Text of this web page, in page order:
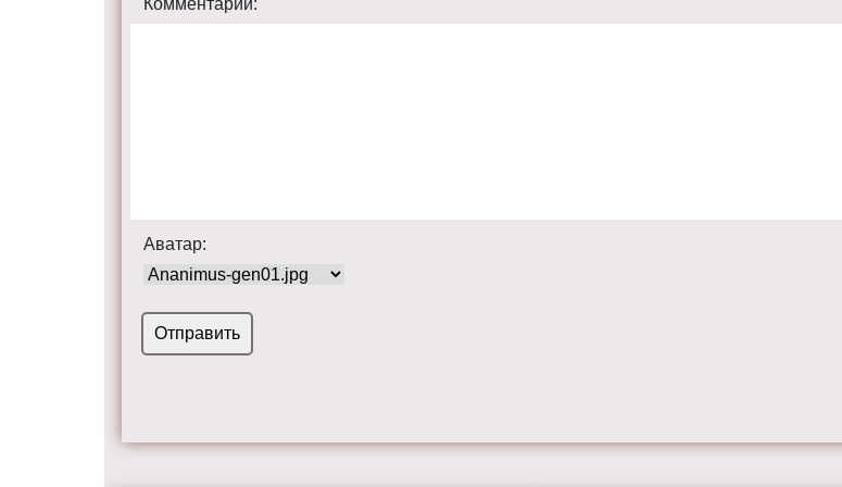
Комментарий:
Аватар: